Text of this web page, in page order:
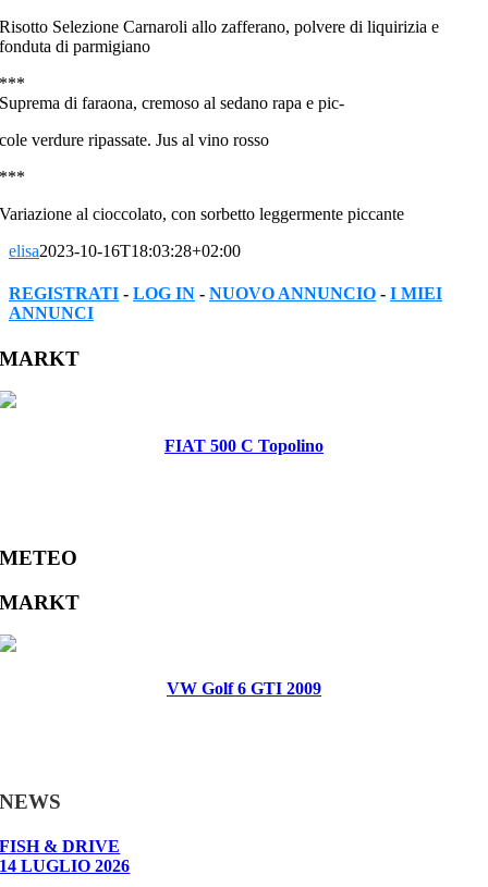
Risotto Selezione Carnaroli allo zafferano, polvere di liquirizia e
fonduta di parmigiano
***
Suprema di faraona, cremoso al sedano rapa e pic-
cole verdure ripassate. Jus al vino rosso
***
Variazione al cioccolato, con sorbetto leggermente piccante
elisa2023-10-16T18:03:28+02:00
REGISTRATI - LOG IN - NUOVO ANNUNCIO - I MIEI
ANNUNCI
Facebook
Twitter
Reddit
LinkedIn
WhatsApp
Tumblr
Pinterest
Vk
Xing
Email
MARKT
FIAT 500 C Topolino
METEO
MARKT
VW Golf 6 GTI 2009
NEWS
FISH & DRIVE
14 LUGLIO 2026